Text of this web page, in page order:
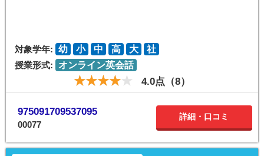
対象学年: 幼 小 中 高 大
社
授業形式:
オンライン英会話
4.0点（8）
975091709537095
00077
詳細・口コミ